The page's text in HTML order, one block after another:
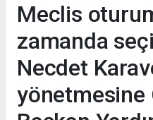
Meclis
zamanda
Necdet
yönetmesine